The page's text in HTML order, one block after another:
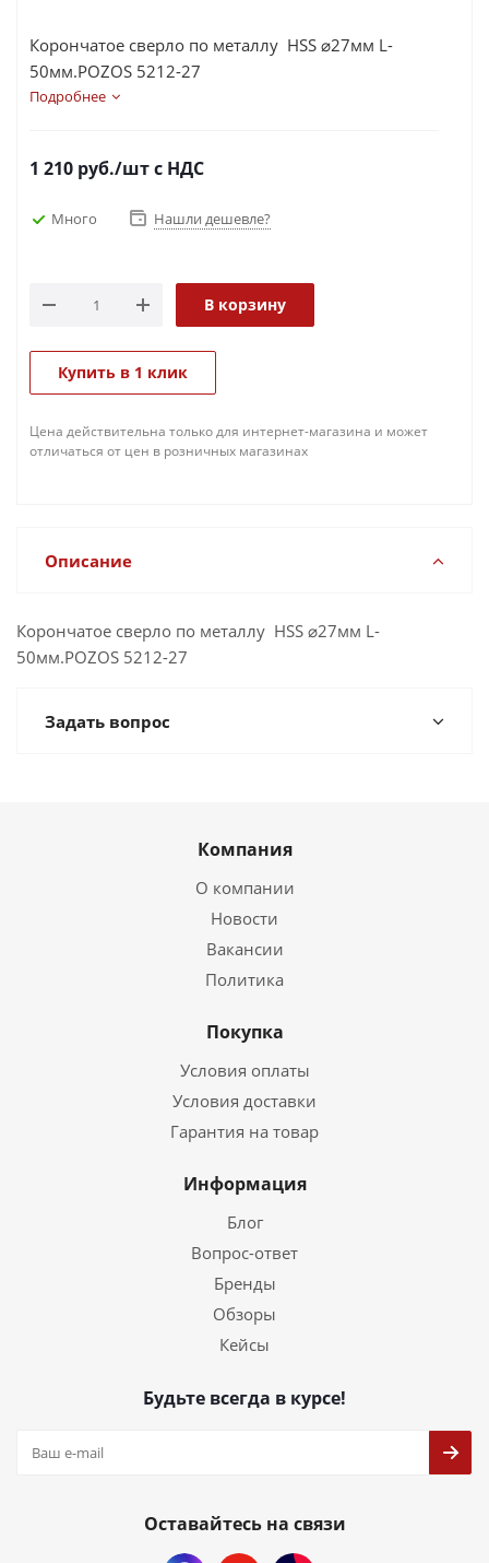
Корончатое сверло по металлу HSS ⌀27мм L-
50мм.POZOS 5212-27
Подробнее
1 210 руб./штс НДС
Много Нашли дешевле?
В корзину
Купить в 1 клик
Цена действительна только для интернет-магазина и может
отличаться от цен в розничных магазинах
Описание
Корончатое сверло по металлу HSS ⌀27мм L-
50мм.POZOS 5212-27
Задать вопрос
Компания
О компании
Новости
Вакансии
Политика
Покупка
Условия оплаты
Условия доставки
Гарантия на товар
Информация
Блог
Вопрос-ответ
Бренды
Обзоры
Кейсы
Будьте всегда в курсе!
Оставайтесь на связи